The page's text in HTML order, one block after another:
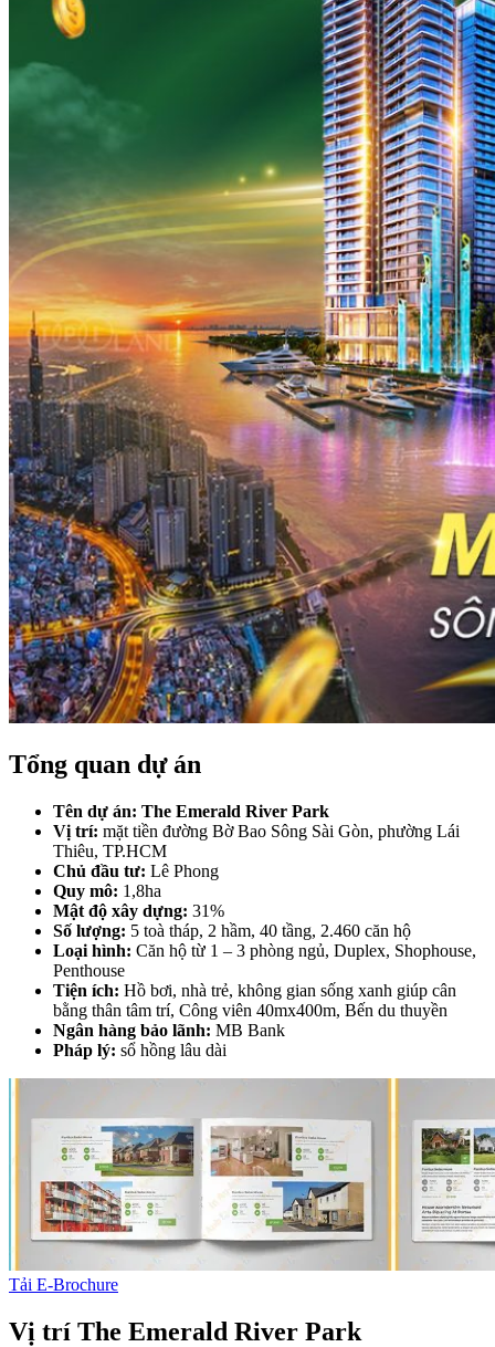
Tổng quan dự án
Tên dự án: The Emerald River Park
Vị trí: mặt tiền đường Bờ Bao Sông Sài Gòn, phường Lái
Thiêu, TP.HCM
Chủ đầu tư: Lê Phong
Quy mô: 1,8ha
Mật độ xây dựng: 31%
Số lượng: 5 toà tháp, 2 hầm, 40 tầng, 2.460 căn hộ
Loại hình: Căn hộ từ 1 – 3 phòng ngủ, Duplex, Shophouse,
Penthouse
Tiện ích: Hồ bơi, nhà trẻ, không gian sống xanh giúp cân
bằng thân tâm trí, Công viên 40mx400m, Bến du thuyền
Ngân hàng bảo lãnh: MB Bank
Pháp lý: sổ hồng lâu dài
Tải E-Brochure
Vị trí The Emerald River Park